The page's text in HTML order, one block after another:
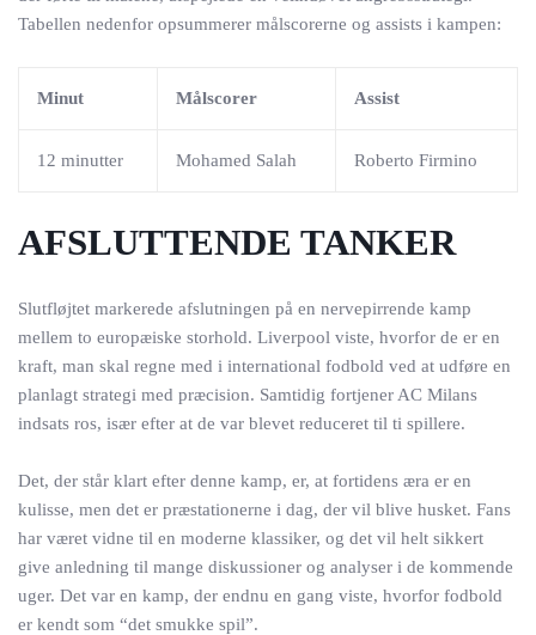
Tabellen nedenfor opsummerer målscorerne og assists i kampen:
Minut Målscorer Assist
12 minutter Mohamed Salah Roberto Firmino
AFSLUTTENDE TANKER
Slutfløjtet markerede afslutningen på en nervepirrende kamp
mellem to europæiske storhold. Liverpool viste, hvorfor de er en
kraft, man skal regne med i international fodbold ved at udføre en
planlagt strategi med præcision. Samtidig fortjener AC Milans
indsats ros, især efter at de var blevet reduceret til ti spillere.
Det, der står klart efter denne kamp, er, at fortidens æra er en
kulisse, men det er præstationerne i dag, der vil blive husket. Fans
har været vidne til en moderne klassiker, og det vil helt sikkert
give anledning til mange diskussioner og analyser i de kommende
uger. Det var en kamp, der endnu en gang viste, hvorfor fodbold
er kendt som “det smukke spil”.